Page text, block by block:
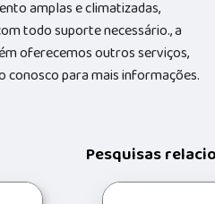
amplas e climatizadas,
todo suporte necessário., a
oferecemos outros serviços,
para mais informações.
Pesquisas